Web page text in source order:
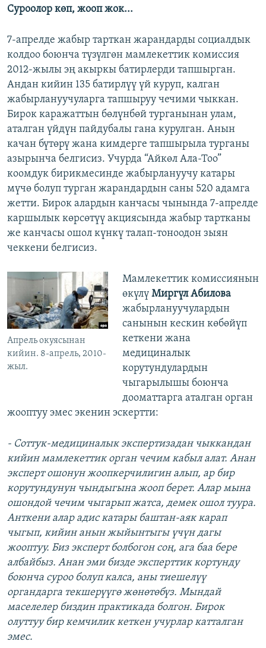
Суроолор көп, жооп жок...
7-апрелде жабыр тарткан жарандарды социалдык
колдоо боюнча түзүлгөн мамлекеттик комиссия
2012-жылы эң акыркы батирлерди тапшырган.
Андан кийин 135 батирлүү үй куруп, калган
жабырлануучуларга тапшыруу чечими чыккан.
Бирок каражаттын бөлүнбөй турганынан улам,
аталган үйдүн пайдубалы гана курулган. Анын
качан бүтөрү жана кимдерге тапшырыла турганы
азырынча белгисиз. Учурда “Айкөл Ала-Тоо”
коомдук бирикмесинде жабырлануучу катары
мүчө болуп турган жарандардын саны 520 адамга
жетти. Бирок алардын канчасы чынында 7-апрелде
каршылык көрсөтүү акциясында жабыр тартканы
же канчасы ошол күнкү талап-тоноодон зыян
чеккени белгисиз.
Апрель окуясынан
кийин. 8-апрель, 2010-
жыл.
Мамлекеттик комиссиянын
өкүлү Миргүл Абилова
жабырлануучулардын
санынын кескин көбөйүп
кеткени жана
медициналык
корутундулардын
чыгарылышы боюнча
дооматтарга аталган орган
жооптуу эмес экенин эскертти:
- Соттук-медициналык экспертизадан чыккандан
кийин мамлекеттик орган чечим кабыл алат. Анан
эксперт ошонун жоопкерчилигин алып, ар бир
корутундунун чындыгына жооп берет. Алар мына
ошондой чечим чыгарып жатса, демек ошол туура.
Анткени алар адис катары баштан-аяк карап
чыгып, кийин анын жыйынтыгы үчүн дагы
жооптуу. Биз эксперт болбогон соң, ага баа бере
албайбыз. Анан эми бизде эксперттик кортунду
боюнча суроо болуп калса, аны тиешелүү
органдарга текшерүүгө жөнөтөбүз. Мындай
маселелер биздин практикада болгон. Бирок
олуттуу бир кемчилик кеткен учурлар катталган
эмес.